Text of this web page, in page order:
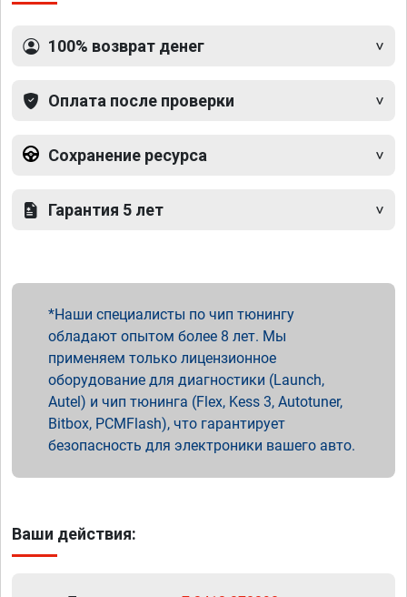
100% возврат денег
Оплата после проверки
Сохранение ресурса
Гарантия 5 лет
Наши специалисты по чип тюнингу
обладают опытом более 8 лет. Мы
применяем только лицензионное
оборудование для диагностики (Launch,
Autel) и чип тюнинга (Flex, Kess 3, Autotuner,
Bitbox, PCMFlash), что гарантирует
безопасность для электроники вашего авто.
Ваши действия: